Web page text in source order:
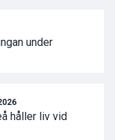
under
håller liv vid